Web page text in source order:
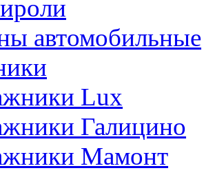
автомобильные
Lux
Галицино
Мамонт